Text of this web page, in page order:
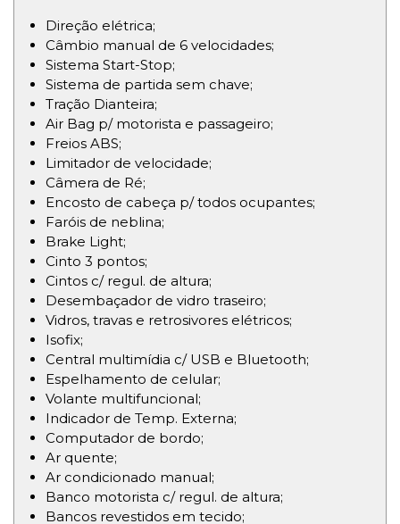
Direção elétrica;
Câmbio manual de 6 velocidades;
Sistema Start-Stop;
Sistema de partida sem chave;
Tração Dianteira;
Air Bag p/ motorista e passageiro;
Freios ABS;
Limitador de velocidade;
Câmera de Ré;
Encosto de cabeça p/ todos ocupantes;
Faróis de neblina;
Brake Light;
Cinto 3 pontos;
Cintos c/ regul. de altura;
Desembaçador de vidro traseiro;
Vidros, travas e retrosivores elétricos;
Isofix;
Central multimídia c/ USB e Bluetooth;
Espelhamento de celular;
Volante multifuncional;
Indicador de Temp. Externa;
Computador de bordo;
Ar quente;
Ar condicionado manual;
Banco motorista c/ regul. de altura;
Bancos revestidos em tecido;